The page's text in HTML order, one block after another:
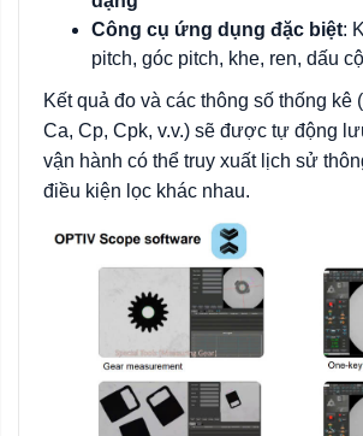
Công cụ ứng dụng đặc biệt:
pitch, góc pitch, khe, ren, dấu
Kết quả đo và các thông số thống kê
Ca, Cp, Cpk, v.v.) sẽ được tự động
vận hành có thể truy xuất lịch sử
điều kiện lọc khác nhau.